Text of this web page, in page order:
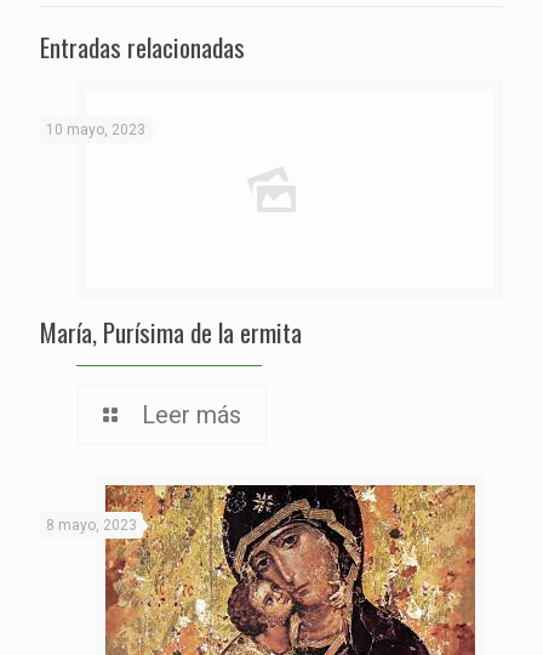
Entradas relacionadas
10 mayo, 2023
María, Purísima de la ermita
Leer más
8 mayo, 2023